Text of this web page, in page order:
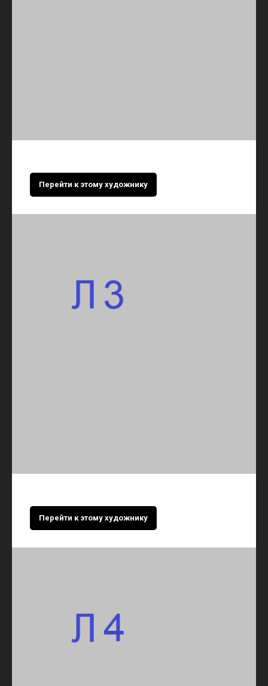
Перейти к этому художнику
Перейти к этому художнику